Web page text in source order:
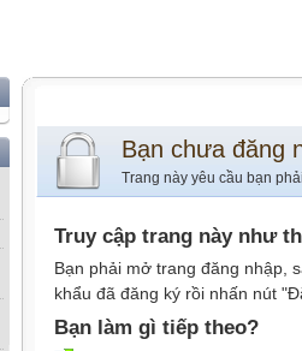
Bạn chưa đăng
Trang này yêu cầu bạn
Truy cập trang này như
Bạn phải mở trang đăng nhập,
khẩu đã đăng ký rồi nhấn nút
Bạn làm gì tiếp theo?